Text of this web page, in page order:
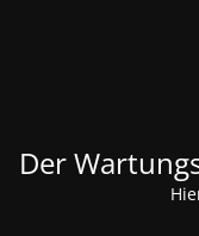
Der